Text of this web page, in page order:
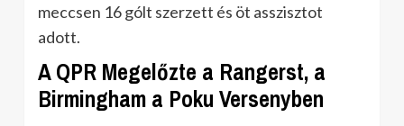
meccsen 16 gólt szerzett és öt asszisztot
adott.
A QPR Megelőzte a Rangerst, a
Birmingham a Poku Versenyben